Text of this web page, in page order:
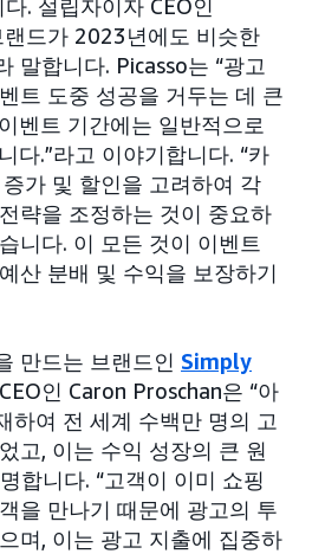
. 설립자이자 CEO인
드가 2023년에도 비슷한
말합니다. Picasso는 “광고
트 도중 성공을 거두는 데 큰
벤트 기간에는 일반적으로
다.”라고 이야기합니다. “카
가 및 할인을 고려하여 각
략을 조정하는 것이 중요하
니다. 이 모든 것이 이벤트
산 분배 및 수익을 보장하기
만드는 브랜드인 Simply
인 Caron Proschan은 “아
하여 전 세계 수백만 명의 고
고, 이는 수익 성장의 큰 원
합니다. “고객이 이미 쇼핑
을 만나기 때문에 광고의 투
며, 이는 광고 지출에 집중하